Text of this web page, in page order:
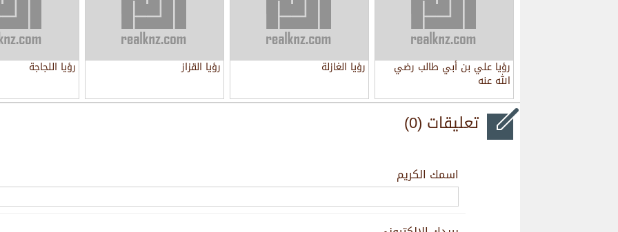
رؤيا علي بن أبي طالب رضي
الله عنه
رؤيا الغازلة رؤيا القزاز رؤيا اللجاجة
تعليقات (0)
اسمك الكريم